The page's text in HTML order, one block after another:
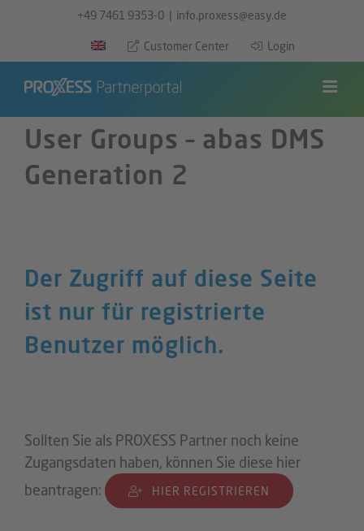
+49 7461 9353-0 | info.proxess@easy.de
Customer Center
Login
User Groups – abas DMS
Generation 2
Der Zugriff auf diese Seite
ist nur für registrierte
Benutzer möglich.
Sollten Sie als PROXESS Partner noch keine
Zugangsdaten haben, können Sie diese hier
beantragen:
HIER REGISTRIEREN